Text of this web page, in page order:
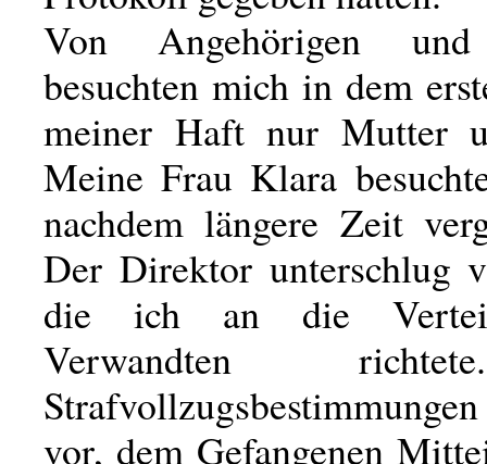
Von Angehörigen und
besuchten mich in dem
meiner Haft nur Mutter
Meine Frau Klara
nachdem längere Zeit
Der Direktor unterschlug
die ich an die
Verwandten
vor, dem Gefangenen